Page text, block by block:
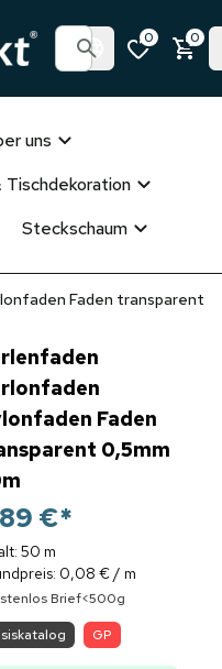
0 0
uns
Steckschaum
Faden transparent
Faden
0,5mm
€*
50 m
0,08 € / m
Brief<500g
GP